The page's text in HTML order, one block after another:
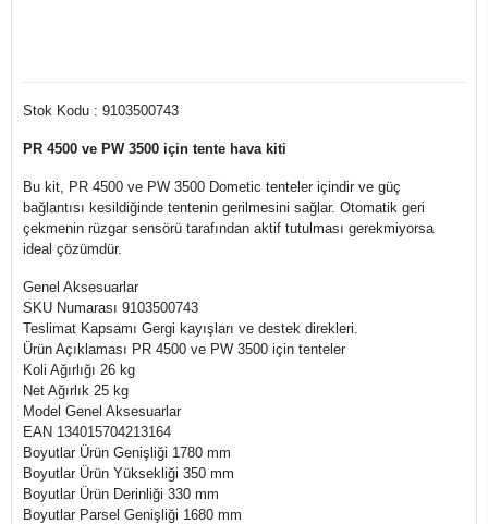
Stok Kodu : 9103500743
PR 4500 ve PW 3500 için tente hava kiti
Bu kit, PR 4500 ve PW 3500 Dometic tenteler içindir ve güç
bağlantısı kesildiğinde tentenin gerilmesini sağlar. Otomatik geri
çekmenin rüzgar sensörü tarafından aktif tutulması gerekmiyorsa
ideal çözümdür.
Genel Aksesuarlar
SKU Numarası 9103500743
Teslimat Kapsamı Gergi kayışları ve destek direkleri.
Ürün Açıklaması PR 4500 ve PW 3500 için tenteler
Koli Ağırlığı 26 kg
Net Ağırlık 25 kg
Model Genel Aksesuarlar
EAN 134015704213164
Boyutlar Ürün Genişliği 1780 mm
Boyutlar Ürün Yüksekliği 350 mm
Boyutlar Ürün Derinliği 330 mm
Boyutlar Parsel Genişliği 1680 mm